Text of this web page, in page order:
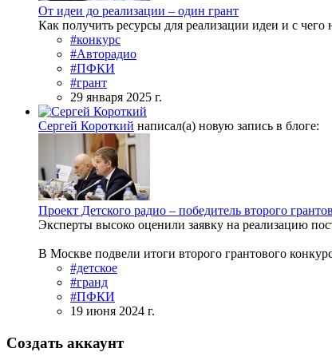
От идеи до реализации – один грант
Как получить ресурсы для реализации идеи и с
#конкурс
#Авторадио
#ПФКИ
#грант
29 января 2025 г.
Сергей Короткий написал(а) новую запись в блоге:
Проект Детского радио – победитель второго
Эксперты высоко оценили заявку на реализацию
В Москве подвели итоги второго грантового
#детское
#гранд
#ПФКИ
19 июня 2024 г.
Создать аккаунт